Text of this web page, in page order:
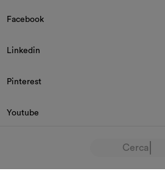
Facebook
Linkedin
Pinterest
Youtube
© 2026 Dedar P.IVA